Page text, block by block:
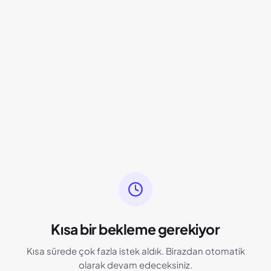
Kısa bir bekleme gerekiyor
Kısa sürede çok fazla istek aldık. Birazdan otomatik
olarak devam edeceksiniz.